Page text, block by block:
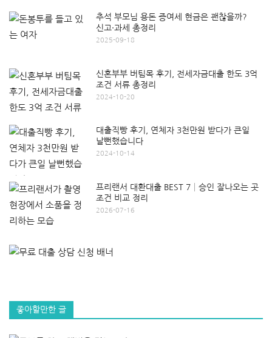
추석 부모님 용돈 증여세 현금은 괜찮을까?
신고·과세 총정리
2025-09-18
신혼부부 버팀목 후기, 전세자금대출 한도 3억
조건 서류 총정리
2024-10-20
대출직빵 후기, 연체자 3천만원 받다가 큰일
날뻔했습니다
2024-10-14
프리랜서 대환대출 BEST 7│승인 잘나오는 곳
조건 비교 정리
2026-07-16
좋아할만한 글